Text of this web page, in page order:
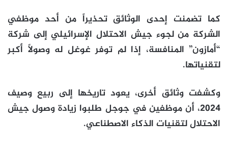
كما تضمنت إحدى الوثائق تحذيراً من أحد موظفي
الشركة من لجوء جيش الاحتلال الإسرائيلي إلى شركة
“أمازون” المنافسة، إذا لم توفر غوغل له وصولاً أكبر
لتقنياتها.
وكشفت وثائق أخرى، يعود تاريخها إلى ربيع وصيف
2024، أن موظفين في جوجل طلبوا زيادة وصول جيش
الاحتلال لتقنيات الذكاء الاصطناعي.